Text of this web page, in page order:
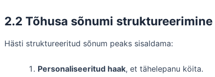
2.2 Tõhusa sõnumi struktureerimine
Hästi struktureeritud sõnum peaks sisaldama:
Personaliseeritud haak, et tähelepanu köita.